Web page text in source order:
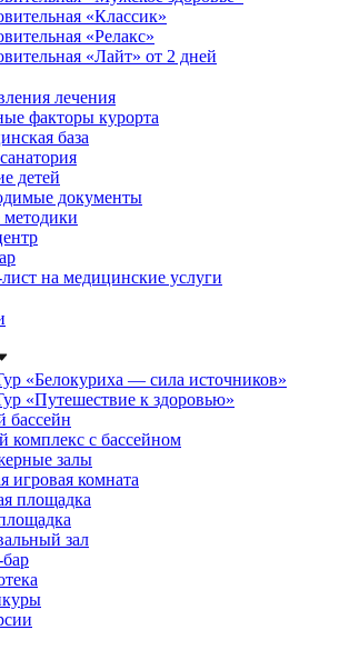
«Классик»
«Релакс»
«Лайт» от 2 дней
лечения
факторы курорта
база
детей
документы
на медицинские услуги
«Белокуриха — сила источников»
«Путешествие к здоровью»
бассейн
комплекс с бассейном
залы
игровая комната
площадка
зал